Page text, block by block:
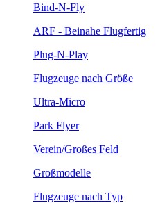
Bind-N-Fly
ARF - Beinahe Flugfertig
Plug-N-Play
Flugzeuge nach Größe
Ultra-Micro
Park Flyer
Verein/Großes Feld
Großmodelle
Flugzeuge nach Typ